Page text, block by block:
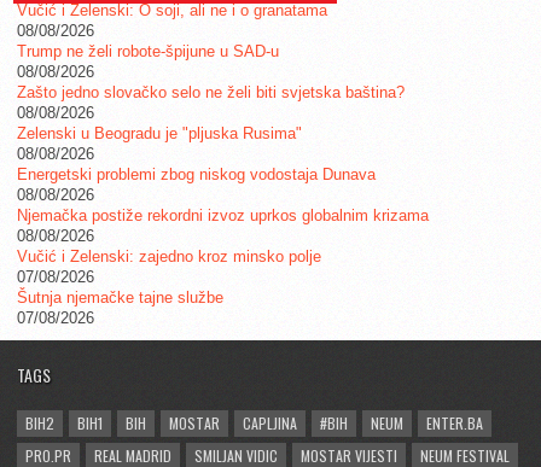
Vučić i Zelenski: O soji, ali ne i o granatama
08/08/2026
Trump ne želi robote-špijune u SAD-u
08/08/2026
Zašto jedno slovačko selo ne želi biti svjetska baština?
08/08/2026
Zelenski u Beogradu je "pljuska Rusima"
08/08/2026
Energetski problemi zbog niskog vodostaja Dunava
08/08/2026
Njemačka postiže rekordni izvoz uprkos globalnim krizama
08/08/2026
Vučić i Zelenski: zajedno kroz minsko polje
07/08/2026
Šutnja njemačke tajne službe
07/08/2026
TAGS
BIH2 BIH1 BIH MOSTAR CAPLJINA #BIH NEUM
ENTER.BA
PRO.PR
REAL MADRID SMILJAN VIDIC MOSTAR VIJESTI
NEUM FESTIVAL